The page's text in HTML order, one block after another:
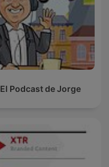
El Podcast de Jorge